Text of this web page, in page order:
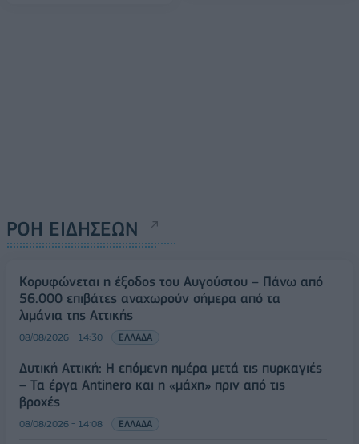
ΡΟΗ ΕΙΔΗΣΕΩΝ
Κορυφώνεται η έξοδος του Αυγούστου – Πάνω από
56.000 επιβάτες αναχωρούν σήμερα από τα
λιμάνια της Αττικής
08/08/2026 - 14:30 ΕΛΛΑΔΑ
Δυτική Αττική: Η επόμενη ημέρα μετά τις πυρκαγιές
– Τα έργα Antinero και η «μάχη» πριν από τις
βροχές
08/08/2026 - 14:08 ΕΛΛΑΔΑ